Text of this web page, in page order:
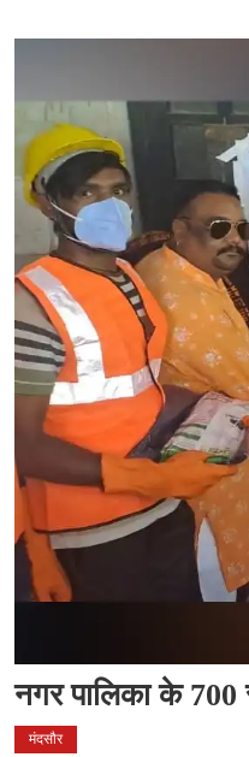
नगर पालिका के 700
मंदसौर